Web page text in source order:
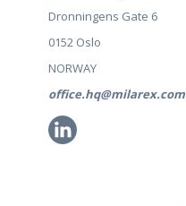
Dronningens Gate 6
0152 Oslo
NORWAY
office.hq@milarex.com
Li